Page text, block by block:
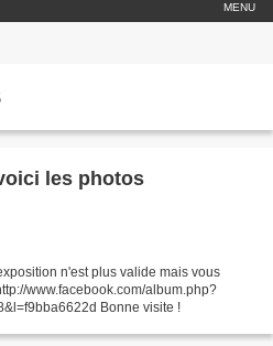
MENU
les photos
n'est plus valide mais vous
www.facebook.com/album.php?
Bonne visite !